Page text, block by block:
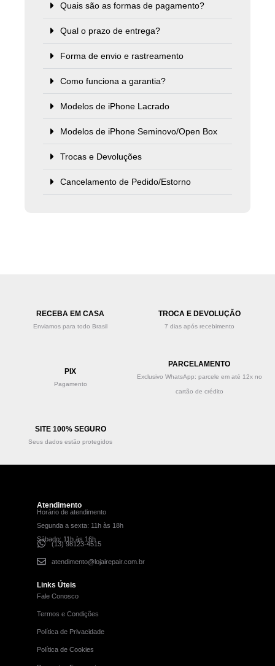
Quais são as formas de pagamento?
Qual o prazo de entrega?
Forma de envio e rastreamento
Como funciona a garantia?
Modelos de iPhone Lacrado
Modelos de iPhone Seminovo/Open Box
Trocas e Devoluções
Cancelamento de Pedido/Estorno
RECEBA EM CASA
Enviamos para todo Brasil
TROCA E DEVOLUÇÃO
7 dias após recebimento
PIX
Pagamento
PARCELAMENTO
Exclusivo WhatsApp: parcele em até 12x no
cartão de crédito
SITE 100% SEGURO
Seus dados estão protegidos
Atendimento
Horário de atendimento
Segunda a sexta: 11h às 18h
Sábado: 11h às 16h
(13) 98123-4515
atendimento@lojairepair.com.br
Links Úteis
Fale Conosco
Termos e Condições
Política de Privacidade
Política de Cookies